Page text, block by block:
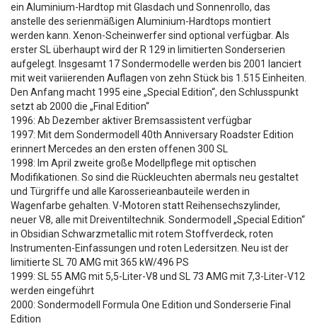
ein Aluminium-Hardtop mit Glasdach und Sonnenrollo, das
anstelle des serienmäßigen Aluminium-Hardtops montiert
werden kann. Xenon-Scheinwerfer sind optional verfügbar. Als
erster SL überhaupt wird der R 129 in limitierten Sonderserien
aufgelegt. Insgesamt 17 Sondermodelle werden bis 2001 lanciert
mit weit variierenden Auflagen von zehn Stück bis 1.515 Einheiten.
Den Anfang macht 1995 eine „Special Edition“, den Schlusspunkt
setzt ab 2000 die „Final Edition“
1996: Ab Dezember aktiver Bremsassistent verfügbar
1997: Mit dem Sondermodell 40th Anniversary Roadster Edition
erinnert Mercedes an den ersten offenen 300 SL
1998: Im April zweite große Modellpflege mit optischen
Modifikationen. So sind die Rückleuchten abermals neu gestaltet
und Türgriffe und alle Karosserieanbauteile werden in
Wagenfarbe gehalten. V-Motoren statt Reihensechszylinder,
neuer V8, alle mit Dreiventiltechnik. Sondermodell „Special Edition“
in Obsidian Schwarzmetallic mit rotem Stoffverdeck, roten
Instrumenten-Einfassungen und roten Ledersitzen. Neu ist der
limitierte SL 70 AMG mit 365 kW/496 PS
1999: SL 55 AMG mit 5,5-Liter-V8 und SL 73 AMG mit 7,3-Liter-V12
werden eingeführt
2000: Sondermodell Formula One Edition und Sonderserie Final
Edition